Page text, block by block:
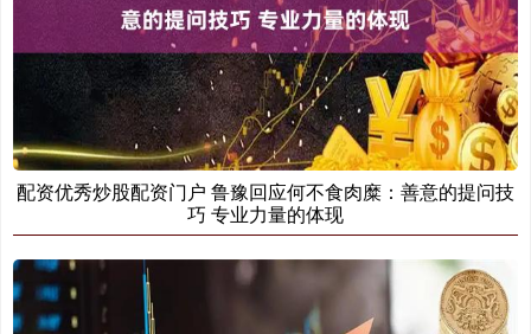
配资优秀炒股配资门户 鲁豫回应何不食肉糜：善意的提问技
巧 专业力量的体现